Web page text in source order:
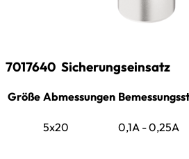
7017640 Sicherungseinsatz
Größe Abmessungen
5x20 0,1A - 0,25A